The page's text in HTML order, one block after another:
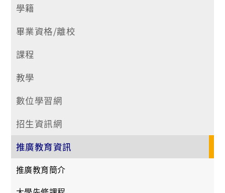
學籍
畢業資格/離校
課程
教學
數位學習網
招生資訊網
推廣教育資訊
推廣教育簡介